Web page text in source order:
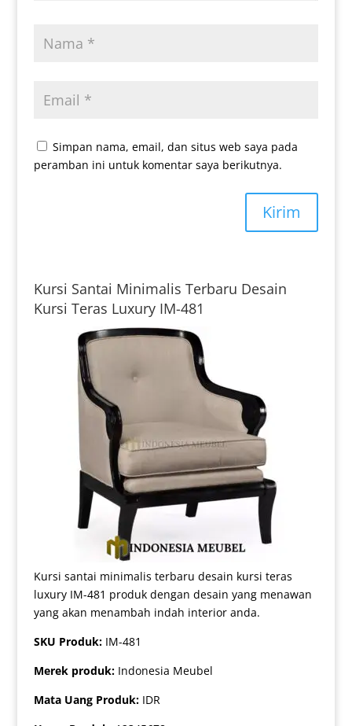
Simpan nama, email, dan situs web saya pada
peramban ini untuk komentar saya berikutnya.
Kirim
Kursi Santai Minimalis Terbaru Desain
Kursi Teras Luxury IM-481
Kursi santai minimalis terbaru desain kursi teras
luxury IM-481 produk dengan desain yang menawan
yang akan menambah indah interior anda.
SKU Produk: IM-481
Merek produk: Indonesia Meubel
Mata Uang Produk: IDR